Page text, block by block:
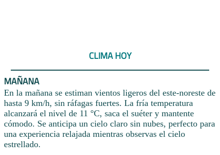
CLIMA HOY
MAÑANA
En la mañana se estiman vientos ligeros del este-noreste de
hasta 9 km/h, sin ráfagas fuertes. La fría temperatura
alcanzará el nivel de 11 °C, saca el suéter y mantente
cómodo. Se anticipa un cielo claro sin nubes, perfecto para
una experiencia relajada mientras observas el cielo
estrellado.